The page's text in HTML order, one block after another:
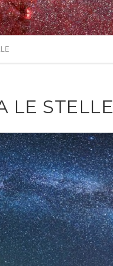
LE STELLE